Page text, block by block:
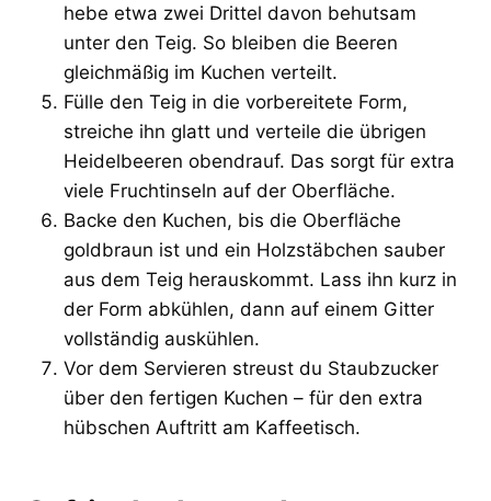
hebe etwa zwei Drittel davon behutsam
unter den Teig. So bleiben die Beeren
gleichmäßig im Kuchen verteilt.
Fülle den Teig in die vorbereitete Form,
streiche ihn glatt und verteile die übrigen
Heidelbeeren obendrauf. Das sorgt für extra
viele Fruchtinseln auf der Oberfläche.
Backe den Kuchen, bis die Oberfläche
goldbraun ist und ein Holzstäbchen sauber
aus dem Teig herauskommt. Lass ihn kurz in
der Form abkühlen, dann auf einem Gitter
vollständig auskühlen.
Vor dem Servieren streust du Staubzucker
über den fertigen Kuchen – für den extra
hübschen Auftritt am Kaffeetisch.